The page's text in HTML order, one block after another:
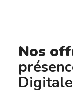
Nos